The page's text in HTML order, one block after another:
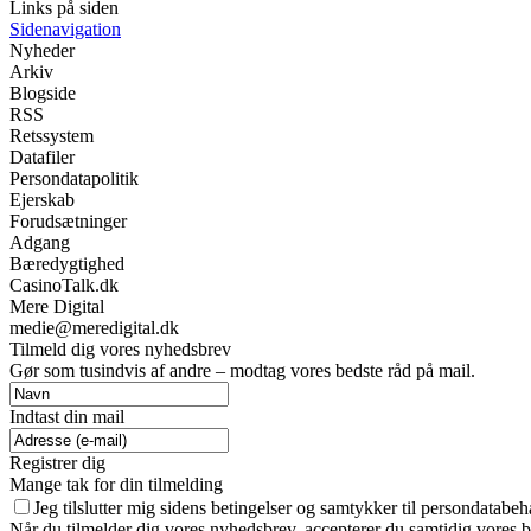
Links på siden
Sidenavigation
Nyheder
Arkiv
Blogside
RSS
Retssystem
Datafiler
Persondatapolitik
Ejerskab
Forudsætninger
Adgang
Bæredygtighed
CasinoTalk.dk
Mere Digital
medie@meredigital.dk
Tilmeld dig vores nyhedsbrev
Gør som tusindvis af andre – modtag vores bedste råd på mail.
Indtast din mail
Registrer dig
Mange tak for din tilmelding
Jeg tilslutter mig sidens betingelser og samtykker til